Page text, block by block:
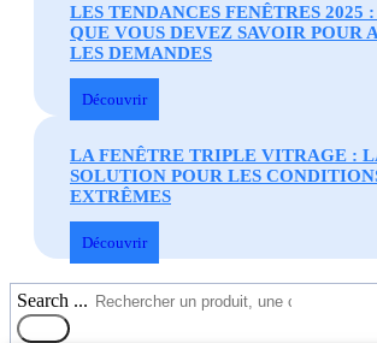
LES TENDANCES FENÊTRES 2025
QUE VOUS DEVEZ SAVOIR POUR
LES DEMANDES
Découvrir
LA FENÊTRE TRIPLE VITRAGE :
SOLUTION POUR LES
EXTRÊMES
Découvrir
Search ...